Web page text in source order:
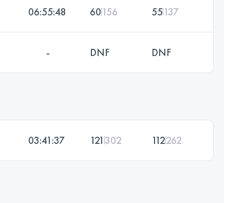
06:55:48 60156 55137
- DNF DNF
03:41:37 121302 112262